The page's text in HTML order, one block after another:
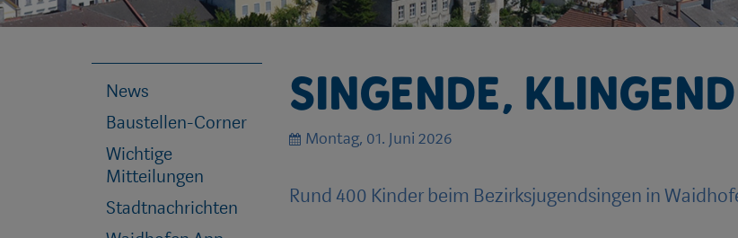
Singende,
Montag, 01. Juni 2026
Rund 400 Kinder beim Bezirksjugendsingen in
News
Baustellen-Corner
Wichtige
Mitteilungen
Stadtnachrichten